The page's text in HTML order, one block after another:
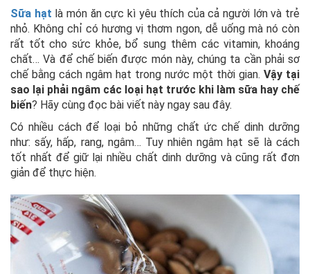
Sữa hạt là món ăn cực kì yêu thích của cả người lớn và trẻ
nhỏ. Không chỉ có hương vị thơm ngon, dễ uống mà nó còn
rất tốt cho sức khỏe, bổ sung thêm các vitamin, khoáng
chất… Và để chế biến được món này, chúng ta cần phải sơ
chế bằng cách ngâm hạt trong nước một thời gian. Vậy tại
sao lại phải ngâm các loại hạt trước khi làm sữa hay chế
biến? Hãy cùng đọc bài viết này ngay sau đây.
Có nhiều cách để loại bỏ những chất ức chế dinh dưỡng
như: sấy, hấp, rang, ngâm… Tuy nhiên ngâm hạt sẽ là cách
tốt nhất để giữ lại nhiều chất dinh dưỡng và cũng rất đơn
giản để thực hiện.